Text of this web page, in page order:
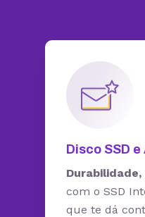
Disco SSD
com o SSD
que te dá